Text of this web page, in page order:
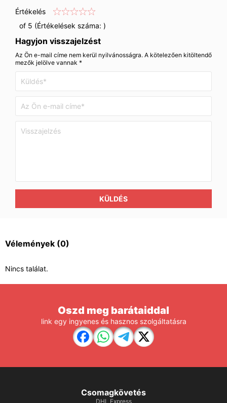
Értékelés
of 5 (Értékelések száma: )
Hagyjon visszajelzést
Az Ön e-mail címe nem kerül nyilvánosságra. A kötelezően kitöltendő
mezők jelölve vannak *
KÜLDÉS
Vélemények (0)
Nincs találat.
Oszd meg barátaiddal
link egy ingyenes és hasznos szolgáltatásra
Csomagkövetés
DHL Express